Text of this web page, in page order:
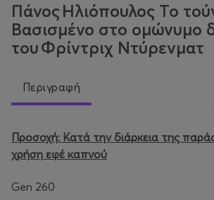
Πάνος Ηλιόπουλος Το
Βασισμένο στο ομώνυμο
του Φρίντριχ Ντύρενματ
Περιγραφή
Προσοχή: Κατά την διάρκεια της
χρήση εφέ καπνού
Gen 260